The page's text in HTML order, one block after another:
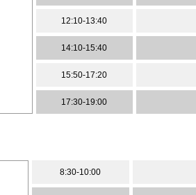
12:10-13:40
14:10-15:40
15:50-17:20
17:30-19:00
8:30-10:00